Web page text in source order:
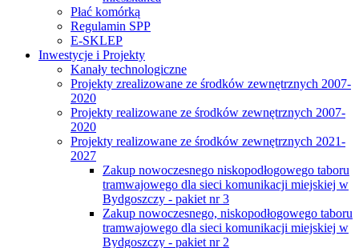
Płać komórką
Regulamin SPP
E-SKLEP
Inwestycje i Projekty
Kanały technologiczne
Projekty zrealizowane ze środków zewnętrznych 2007-
2020
Projekty realizowane ze środków zewnętrznych 2007-
2020
Projekty realizowane ze środków zewnętrznych 2021-
2027
Zakup nowoczesnego niskopodłogowego taboru
tramwajowego dla sieci komunikacji miejskiej w
Bydgoszczy - pakiet nr 3
Zakup nowoczesnego, niskopodłogowego taboru
tramwajowego dla sieci komunikacji miejskiej w
Bydgoszczy - pakiet nr 2